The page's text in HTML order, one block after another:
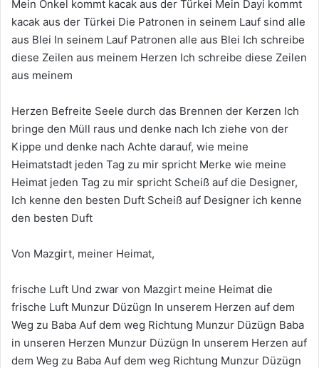
Mein Onkel kommt kacak aus der Türkei Mein Dayi kommt
kacak aus der Türkei Die Patronen in seinem Lauf sind alle
aus Blei In seinem Lauf Patronen alle aus Blei Ich schreibe
diese Zeilen aus meinem Herzen Ich schreibe diese Zeilen
aus meinem
Herzen Befreite Seele durch das Brennen der Kerzen Ich
bringe den Müll raus und denke nach Ich ziehe von der
Kippe und denke nach Achte darauf, wie meine
Heimatstadt jeden Tag zu mir spricht Merke wie meine
Heimat jeden Tag zu mir spricht Scheiß auf die Designer,
Ich kenne den besten Duft Scheiß auf Designer ich kenne
den besten Duft
Von Mazgirt, meiner Heimat,
frische Luft Und zwar von Mazgirt meine Heimat die
frische Luft Munzur Düzügn In unserem Herzen auf dem
Weg zu Baba Auf dem weg Richtung Munzur Düzügn Baba
in unseren Herzen Munzur Düzügn In unserem Herzen auf
dem Weg zu Baba Auf dem weg Richtung Munzur Düzügn